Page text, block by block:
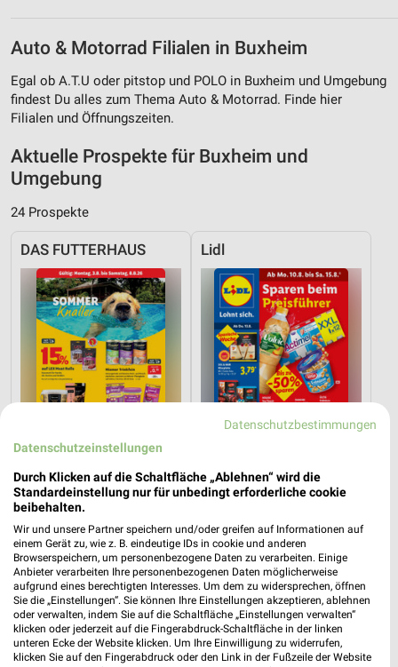
Auto & Motorrad Filialen in Buxheim
Egal ob A.T.U oder pitstop und POLO in Buxheim und Umgebung
findest Du alles zum Thema Auto & Motorrad. Finde hier
Filialen und Öffnungszeiten.
Aktuelle Prospekte für Buxheim und
Umgebung
24 Prospekte
DAS FUTTERHAUS
Sommer Knaller
Gültig bis Sa. 08.08.
Lidl
Angebote ab 10.08.
Gültig ab Mo. 10.08.
Lidl toom Baumarkt
Datenschutzbestimmungen
Datenschutzeinstellungen
Durch Klicken auf die Schaltfläche „Ablehnen“ wird die
Standardeinstellung nur für unbedingt erforderliche cookie
beibehalten.
Wir und unsere Partner speichern und/oder greifen auf Informationen auf
einem Gerät zu, wie z. B. eindeutige IDs in cookie und anderen
Browserspeichern, um personenbezogene Daten zu verarbeiten. Einige
Anbieter verarbeiten Ihre personenbezogenen Daten möglicherweise
aufgrund eines berechtigten Interesses. Um dem zu widersprechen, öffnen
Sie die „Einstellungen“. Sie können Ihre Einstellungen akzeptieren, ablehnen
oder verwalten, indem Sie auf die Schaltfläche „Einstellungen verwalten“
klicken oder jederzeit auf die Fingerabdruck-Schaltfläche in der linken
unteren Ecke der Website klicken. Um Ihre Einwilligung zu widerrufen,
klicken Sie auf den Fingerabdruck oder den Link in der Fußzeile der Website